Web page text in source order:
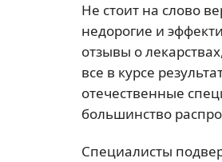
Не стоит на слово
недорогие и
отзывы о
все в курсе
отечественные
большинство
Специалисты